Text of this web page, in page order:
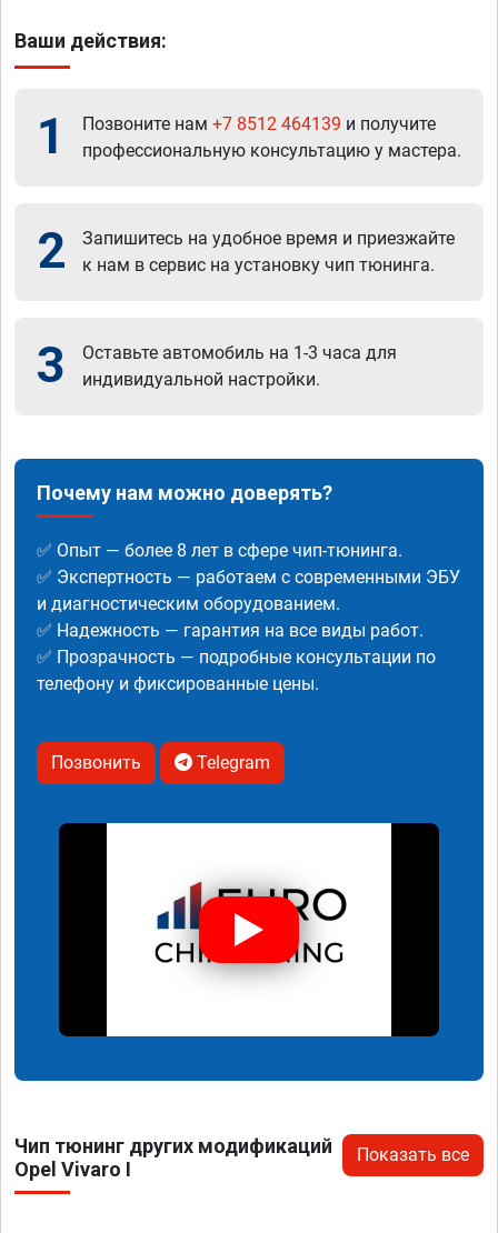
Ваши действия:
1 Позвоните нам +7 8512 464139 и получите
профессиональную консультацию у мастера.
2
Запишитесь на удобное время и приезжайте
к нам в сервис на установку чип тюнинга.
3
Оставьте автомобиль на 1-3 часа для
индивидуальной настройки.
Почему нам можно доверять?
✅ Опыт — более 8 лет в сфере чип-тюнинга.
✅ Экспертность — работаем с современными ЭБУ
и диагностическим оборудованием.
✅ Надежность — гарантия на все виды работ.
✅ Прозрачность — подробные консультации по
телефону и фиксированные цены.
Позвонить Telegram
Чип тюнинг других модификаций
Opel Vivaro I
Показать все